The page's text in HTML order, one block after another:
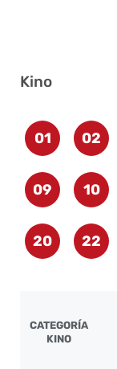
Kino
01 02
09 10
20 22
CATEGORÍA
KINO